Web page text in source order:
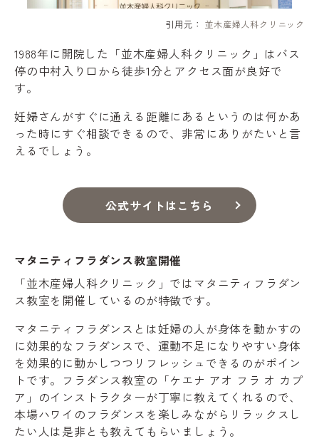
引用元： 並木産婦人科クリニック
1988年に開院した「並木産婦人科クリニック」はバス
停の中村入り口から徒歩1分とアクセス面が良好で
す。
妊婦さんがすぐに通える距離にあるというのは何かあ
った時にすぐ相談できるので、非常にありがたいと言
えるでしょう。
公式サイトはこちら
マタニティフラダンス教室開催
「並木産婦人科クリニック」ではマタニティフラダン
ス教室を開催しているのが特徴です。
マタニティフラダンスとは妊婦の人が身体を動かすの
に効果的なフラダンスで、運動不足になりやすい身体
を効果的に動かしつつリフレッシュできるのがポイン
トです。フラダンス教室の「ケエナ アオ フラ オ カプ
ア」のインストラクターが丁寧に教えてくれるので、
本場ハワイのフラダンスを楽しみながらリラックスし
たい人は是非とも教えてもらいましょう。